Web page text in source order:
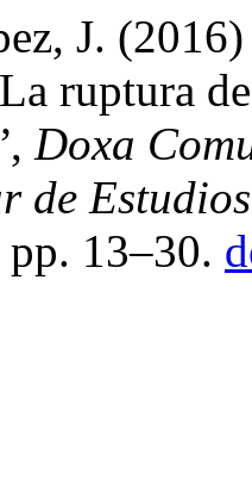
J.
ruptura
Doxa
de
13–30.